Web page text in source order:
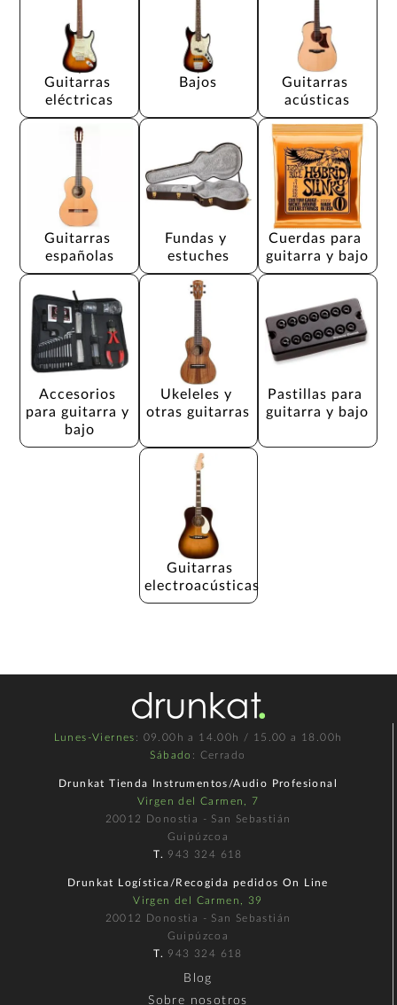
Guitarras
eléctricas
Bajos
Guitarras
acústicas
Guitarras
españolas
Fundas y
estuches
Cuerdas para
guitarra y bajo
Accesorios
para guitarra y
bajo
Ukeleles y
otras guitarras
Pastillas para
guitarra y bajo
Guitarras
electroacústicas
Lunes-Viernes : 09.00h a 14.00h / 15.00 a 18.00h
Sábado : Cerrado
Drunkat Tienda Instrumentos/Audio Profesional
Virgen del Carmen, 7
20012 Donostia - San Sebastián
Guipúzcoa
T. 943 324 618
Drunkat Logística/Recogida pedidos On Line
Virgen del Carmen, 39
20012 Donostia - San Sebastián
Guipúzcoa
T. 943 324 618
Blog
Sobre nosotros